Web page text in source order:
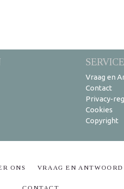
Vraag en
Contact
Privacy-
Cookies
Copyright
ONS VRAAG EN ANTWOORD